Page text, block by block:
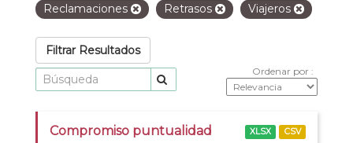
Reclamaciones Retrasos Viajeros
Filtrar Resultados
Ordenar por
Compromiso puntualidad XLSX CSV